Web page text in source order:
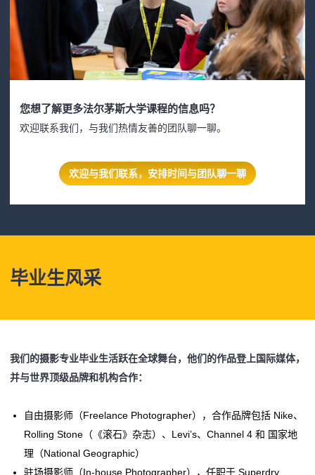
您想了解更多法尔茅斯大学课程的信息吗？
欢迎联系我们，与我们热情友善的团队聊一聊。
欢迎与我们联系，安排时间与团队聊一聊
毕业生风采
我们的摄影专业毕业生活跃在全球舞台，他们的作品登上国际媒体，
并与世界顶级品牌和机构合作：
自由摄影师（Freelance Photographer），合作品牌包括 Nike、
Rolling Stone（《滚石》杂志）、Levi’s、Channel 4 和 国家地
理（National Geographic）
驻场摄影师（In-house Photographer），任职于 Superdry